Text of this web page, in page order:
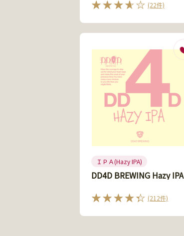
(22件)
ＩＰＡ(Hazy IPA)
DD4D BREWING Hazy IPA
(212件)